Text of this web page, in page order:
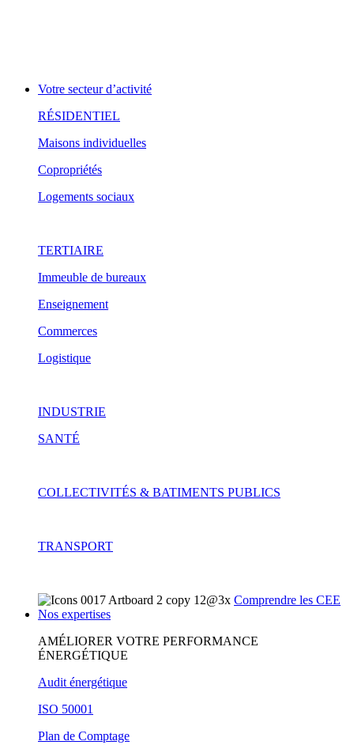
Votre secteur d’activité
RÉSIDENTIEL
Maisons individuelles
Copropriétés
Logements sociaux
TERTIAIRE
Immeuble de bureaux
Enseignement
Commerces
Logistique
INDUSTRIE
SANTÉ
COLLECTIVITÉS & BATIMENTS PUBLICS
TRANSPORT
Comprendre les CEE
Nos expertises
AMÉLIORER VOTRE PERFORMANCE
ÉNERGÉTIQUE
Audit énergétique
ISO 50001
Plan de Comptage